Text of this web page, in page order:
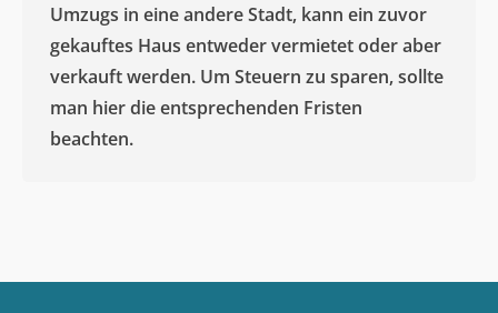
Umzugs in eine andere Stadt, kann ein zuvor
gekauftes Haus entweder vermietet oder aber
verkauft werden. Um Steuern zu sparen, sollte
man hier die entsprechenden Fristen
beachten.